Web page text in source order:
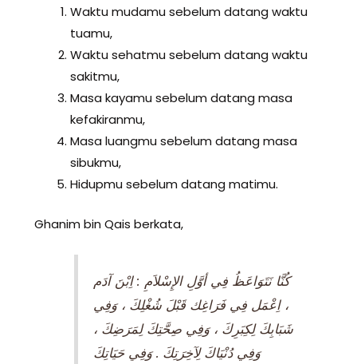
Waktu mudamu sebelum datang waktu
tuamu,
Waktu sehatmu sebelum datang waktu
sakitmu,
Masa kayamu sebelum datang masa
kefakiranmu,
Masa luangmu sebelum datang masa
sibukmu,
Hidupmu sebelum datang matimu.
Ghanim bin Qais berkata,
كُنَّا نَتَوَاعَظُ فِي أوَّلِ الإِسْلاَمِ : اِبْنَ آدَم
، اِعْمَل فِي فَرَاغِك قَبْلَ شُغْلِكَ ، وَفِي
شَبَابِكَ لِكِبَرِكَ ، وَفِي صِحَّتِكَ لِمَرَضِكَ ،
وَفِي دُنْيَاكَ لِآخِرَتِكَ . وَفِي حَيَاتِكَ